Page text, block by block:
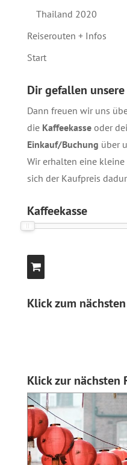
Thailand 2020
Reiserouten + Infos
Start
Dir gefallen
Dann freuen wir uns
die Kaffeekasseoder
Einkauf/Buchung über
Wir erhalten eine
sich der Kaufpreis
Kaffeekasse
Klick zum
Klick zur nächsten